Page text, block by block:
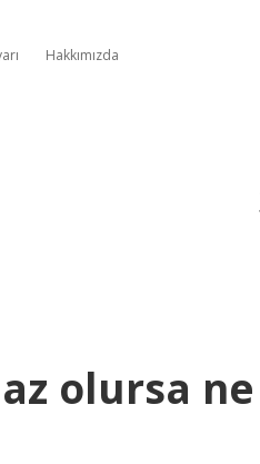
Hakkımızda
olursa